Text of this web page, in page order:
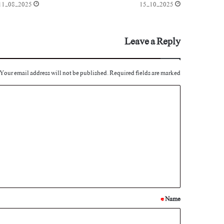
15-10-2025
08-2025
Leave a Reply
Your email address will not be published.Required fields are marked
*
Name
*